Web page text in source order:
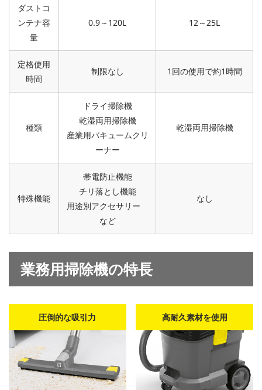
ダストコ
ンテナ容
量
0.9～120L 12～25L
定格使用
時間
制限なし 1回の使用で約1時間
種類
ドライ掃除機
乾湿両用掃除機
産業用バキュームクリ
ーナー
乾湿両用掃除機
特殊機能
帯電防止機能
チリ落とし機能
用途別アクセサリー
など
なし
業務用掃除機の特長
圧倒的な吸引力 高耐久素材を使用